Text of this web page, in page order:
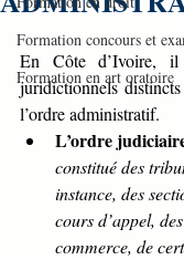
Formation concours et
Formation en art oratoire
En Côte d’Ivoire, il
juridictionnels
l’ordre administratif.
L’ordre
constitué des
instance, des
cours d’appel,
commerce, de